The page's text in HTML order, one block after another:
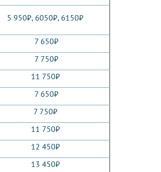
5 950₽, 6050₽, 6150₽
7 650₽
7 750₽
11 750₽
7 650₽
7 750₽
11 750₽
12 450₽
13 450₽